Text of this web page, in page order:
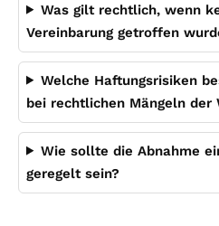
Was gilt rechtlich, wenn
Vereinbarung getroffen
Welche Haftungsrisiken
bei rechtlichen Mängeln der
Wie sollte die Abnahme
geregelt sein?